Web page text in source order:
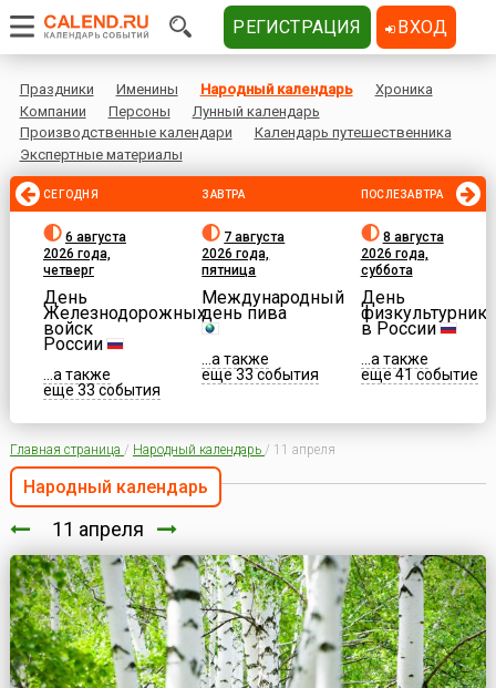
Праздники Именины Народный календарь
Хроника
Компании
Персоны
Лунный календарь
Производственные календари
Календарь путешественника
Экспертные материалы
СЕГОДНЯ
6 августа
2026 года,
четверг
День
Железнодорожных
войск
России
...а также
еще 33 события
ЗАВТРА
7 августа
2026 года,
пятница
Международный
день пива
...а также
еще 33 события
ПОСЛЕЗАВТРА
8 августа
2026 года,
суббота
День
физкультурника
в России
...а также
еще 41 событие
Главная страница / Народный календарь / 11 апреля
Народный календарь
11 апреля
РЕГИСТРАЦИЯ ВХОД